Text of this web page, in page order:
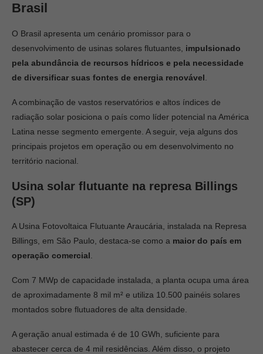
Brasil
O Brasil apresenta um cenário promissor para o
desenvolvimento de usinas solares flutuantes, impulsionado
pela abundância de recursos hídricos e pela necessidade
de diversificar suas fontes de energia renovável
A combinação de vastos reservatórios e altos índices de
radiação solar posiciona o país como líder potencial na América
Latina nesse segmento emergente. A seguir, veja alguns dos
principais projetos em operação ou em desenvolvimento no
território nacional.
Usina solar flutuante na represa Billings
(SP)
A Usina Fotovoltaica Flutuante Araucária, instalada na Represa
Billings, em São Paulo, destaca-se como a maior do país em
operação comercial
Com 7 MWp de capacidade instalada, a planta ocupa uma área
de aproximadamente 8 mil m² e utiliza 10.500 painéis solares
montados sobre flutuadores de alta densidade.
A geração anual estimada é de 10 GWh, suficiente para
abastecer cerca de 4 mil residências. Além disso, o projeto